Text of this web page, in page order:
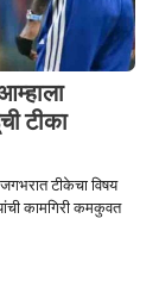
टीका
टीकेचा विषय
कामगिरी कमकुवत